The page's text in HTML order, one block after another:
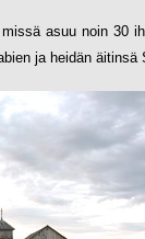
asuu noin 30
ja heidän